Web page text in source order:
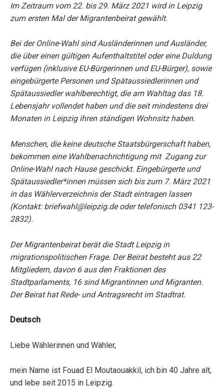
Im Zeitraum vom 22. bis 29. März 2021 wird in Leipzig
zum ersten Mal der Migrantenbeirat gewählt.
Bei der Online-Wahl sind Ausländerinnen und Ausländer,
die über einen gültigen Aufenthaltstitel oder eine Duldung
verfügen (inklusive EU-Bürgerinnen und EU-Bürger), sowie
eingebürgerte Personen und Spätaussiedlerinnen und
Spätaussiedler wahlberechtigt, die am Wahltag das 18.
Lebensjahr vollendet haben und die seit mindestens drei
Monaten in Leipzig ihren ständigen Wohnsitz haben.
Menschen, die keine deutsche Staatsbürgerschaft haben,
bekommen eine Wahlbenachrichtigung mit Zugang zur
Online-Wahl nach Hause geschickt. Eingebürgerte und
Spätaussiedler*innen müssen sich bis zum 7. März 2021
in das Wählerverzeichnis der Stadt eintragen lassen
(Kontakt: briefwahl@leipzig.deoder telefonisch 0341 123-
2832).
Der Migrantenbeirat berät die Stadt Leipzig in
migrationspolitischen Frage. Der Beirat besteht aus 22
Mitgliedern, davon 6 aus den Fraktionen des
Stadtparlaments, 16 sind Migrantinnen und Migranten.
Der Beirat hat Rede- und Antragsrecht im Stadtrat.
Deutsch
Liebe Wählerinnen und Wähler,
mein Name ist Fouad El Moutaouakkil, ich bin 40 Jahre alt,
und lebe seit 2015 in Leipzig.